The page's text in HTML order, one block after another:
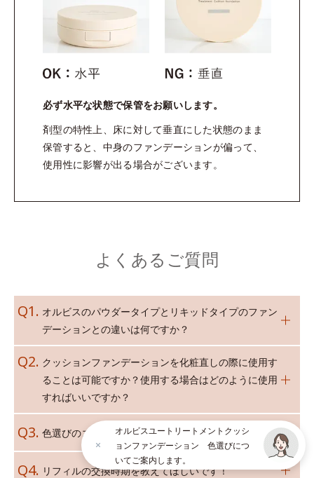
必ず水平な状態で保管をお願いします。
剤型の特性上、床に対して垂直にした状態のまま
保管すると、中身のファンデーションが偏って、
使用性に影響が出る場合がございます。
よくあるご質問
オルビスのパウダータイプとリキッドタイプのファン
デーションとの違いは何ですか？
クッションファンデーションを化粧直しの際に使用す
ることは可能ですか？使用する場合はどのように使用
すればいいですか？
色選びのコツを教えてほしいです。
リフィルの交換時期を教えてほしいです！
オルビスユートリートメントクッシ
ョンファンデーション 色選びにつ
いてご案内します。